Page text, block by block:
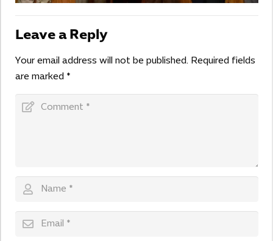
Leave a Reply
Your email address will not be published. Required fields
are marked *